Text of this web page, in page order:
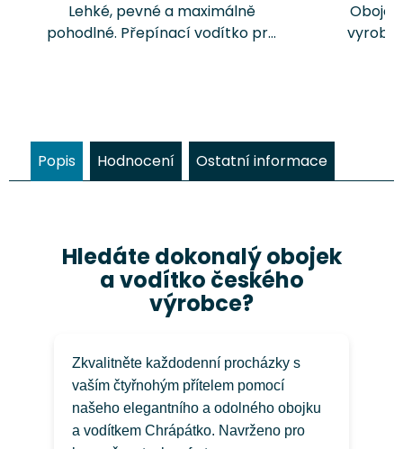
Lehké, pevné a maximálně
pohodlné. Přepínací vodítko pro
Popis
Hodnocení Ostatní informace
Hledáte dokonalý obojek
a vodítko českého
výrobce?
Zkvalitněte každodenní procházky s
vaším čtyřnohým přítelem pomocí
našeho elegantního a odolného obojku
a vodítkem Chrápátko. Navrženo pro